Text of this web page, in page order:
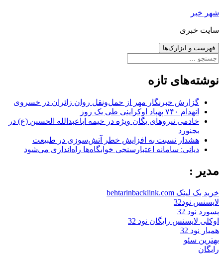
رفتن
نوشته‌ها
شهر خبر
سایت خبری
فهرست و ابزارک‌ها
جستجو
نوشته‌های تازه
گزارش خبرنگار مهر از حمل‌ونقل روان زائران در خسروی
انهدام ۷۴۰ پهپاد اوکراینی طی یک روز
خادمی نیروهای یگان ویژه در خیمه اباعبدالله الحسین (ع) در
بجنورد
هشدار نسبت به افزایش خطر آتش‌سوزی در طبیعت
دیانی: سامانه اعتبارسنجی خوابگاه‌ها راه‌اندازی می‌شود
مدیر :
خرید بک لینک behtarinbacklink.com
لایسنس نود32
پسورد نود 32
اوکلی لایسنس رایگان نود 32
همیار نود 32
بهترین سئو
رایگان